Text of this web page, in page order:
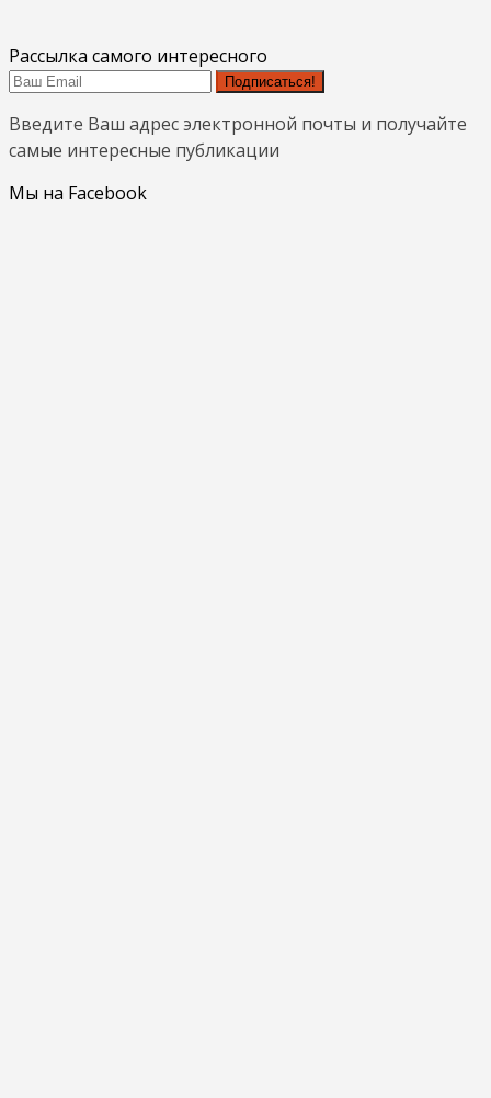
Рассылка самого интересного
Подписаться!
Введите Ваш адрес электронной почты и получайте
самые интересные публикации
Мы на Facebook